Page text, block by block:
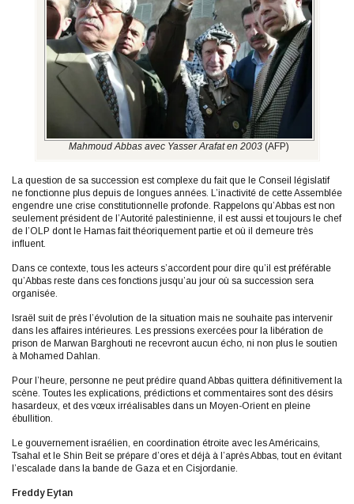
Mahmoud Abbas avec Yasser Arafat en 2003 (AFP)
La question de sa succession est complexe du fait que le Conseil législatif
ne fonctionne plus depuis de longues années. L’inactivité de cette Assemblée
engendre une crise constitutionnelle profonde. Rappelons qu’Abbas est non
seulement président de l’Autorité palestinienne, il est aussi et toujours le chef
de l’OLP dont le Hamas fait théoriquement partie et où il demeure très
influent.
Dans ce contexte, tous les acteurs s’accordent pour dire qu’il est préférable
qu’Abbas reste dans ces fonctions jusqu’au jour où sa succession sera
organisée.
Israël suit de près l’évolution de la situation mais ne souhaite pas intervenir
dans les affaires intérieures. Les pressions exercées pour la libération de
prison de Marwan Barghouti ne recevront aucun écho, ni non plus le soutien
à Mohamed Dahlan.
Pour l’heure, personne ne peut prédire quand Abbas quittera définitivement la
scène. Toutes les explications, prédictions et commentaires sont des désirs
hasardeux, et des vœux irréalisables dans un Moyen-Orient en pleine
ébullition.
Le gouvernement israélien, en coordination étroite avec les Américains,
Tsahal et le Shin Beit se prépare d’ores et déjà à l’après Abbas, tout en évitant
l’escalade dans la bande de Gaza et en Cisjordanie.
Freddy Eytan